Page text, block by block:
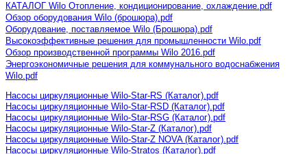
КАТАЛОГ Wilo Отопление, кондиционирование, охлаждение.pdf
Обзор оборудования Wilo (брошюра).pdf
Оборудование, поставляемое Wilo (Брошюра).pdf
Высокоэффективные решения для промышленности Wilo.pdf
Обзор производственной программы Wilo 2016.pdf
Энергоэкономичные решения для коммунального водоснабжения
Wilo.pdf
Насосы циркуляционные Wilo-Star-RS (Каталог).pdf
Насосы циркуляционные Wilo-Star-RSD (Каталог).pdf
Насосы циркуляционные Wilo-Star-RSG (Каталог).pdf
Насосы циркуляционные Wilo-Star-Z (Каталог).pdf
Насосы циркуляционные Wilo-Star-Z NOVA (Каталог).pdf
Насосы циркуляционные Wilo-Stratos (Каталог).pdf